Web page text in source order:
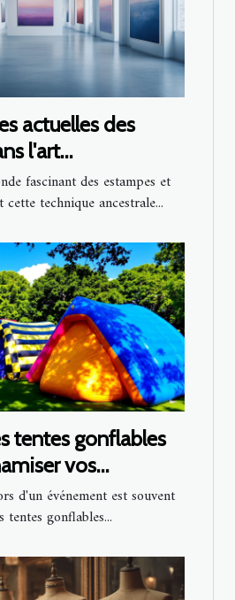
actuelles des
l'art
fascinant des estampes et
technique ancestrale...
tentes gonflables
vos
d'un événement est souvent
gonflables...